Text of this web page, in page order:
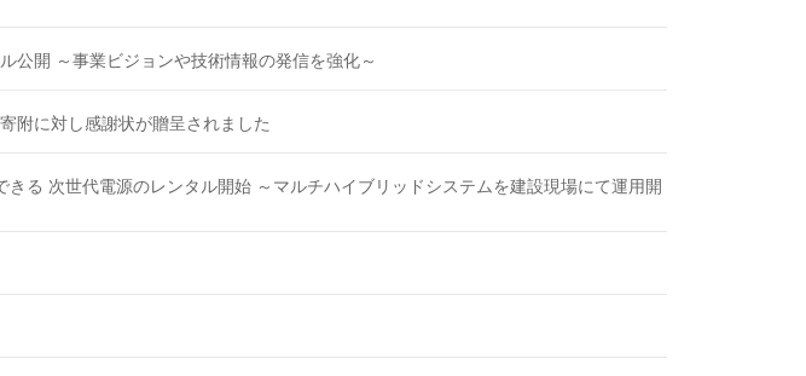
公開 ～事業ビジョンや技術情報の発信を強化～
附に対し感謝状が贈呈されました
る 次世代電源のレンタル開始 ～マルチハイブリッドシステムを建設現場にて運用開